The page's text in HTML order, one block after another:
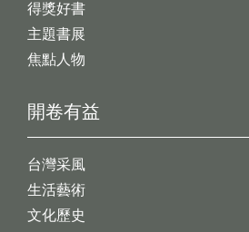
開卷有益
台灣采風
生活藝術
文化歷史
得獎好書
主題書展
焦點人物